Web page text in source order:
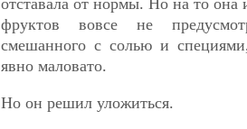
фруктов вовсе не
смешанного с солью и
явно маловато.
Но он решил уложиться.